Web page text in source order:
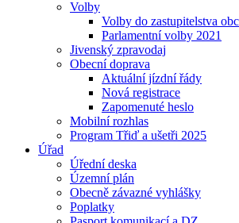
Volby
Volby do zastupitelstva
Parlamentní volby 2021
Jivenský zpravodaj
Obecní doprava
Aktuální jízdní řády
Nová registrace
Zapomenuté heslo
Mobilní rozhlas
Program Třiď a ušetři 2025
Úřad
Úřední deska
Územní plán
Obecně závazné vyhlášky
Poplatky